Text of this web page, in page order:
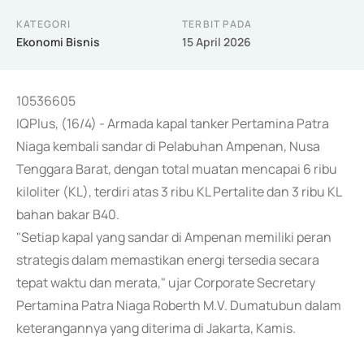
KATEGORI
Ekonomi Bisnis
TERBIT PADA
15 April 2026
10536605
IQPlus, (16/4) - Armada kapal tanker Pertamina Patra
Niaga kembali sandar di Pelabuhan Ampenan, Nusa
Tenggara Barat, dengan total muatan mencapai 6 ribu
kiloliter (KL), terdiri atas 3 ribu KL Pertalite dan 3 ribu KL
bahan bakar B40.
"Setiap kapal yang sandar di Ampenan memiliki peran
strategis dalam memastikan energi tersedia secara
tepat waktu dan merata," ujar Corporate Secretary
Pertamina Patra Niaga Roberth M.V. Dumatubun dalam
keterangannya yang diterima di Jakarta, Kamis.